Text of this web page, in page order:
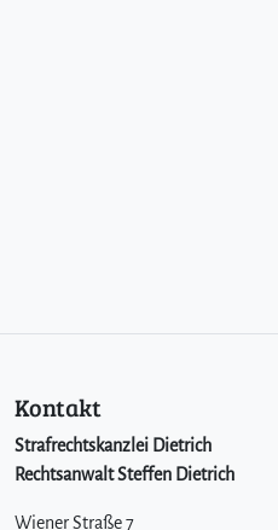
Kontakt
Strafrechtskanzlei Dietrich
Rechtsanwalt Steffen Dietrich
Wiener Straße 7